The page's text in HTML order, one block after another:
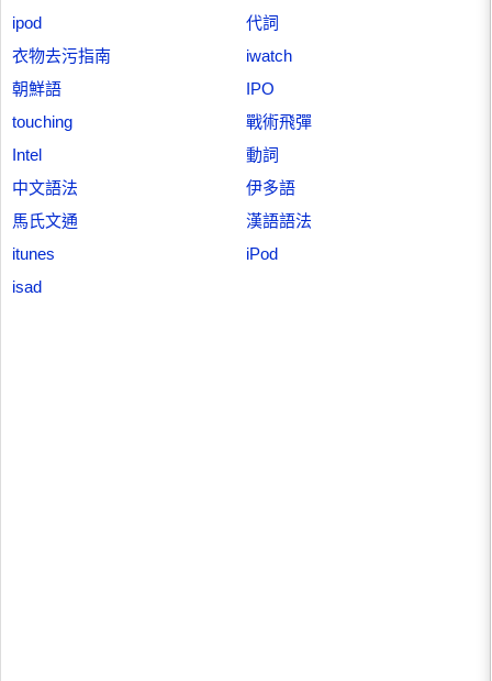
ipod
代詞
衣物去污指南
iwatch
朝鮮語
IPO
touching
戰術飛彈
Intel
動詞
中文語法
伊多語
馬氏文通
漢語語法
itunes
iPod
isad